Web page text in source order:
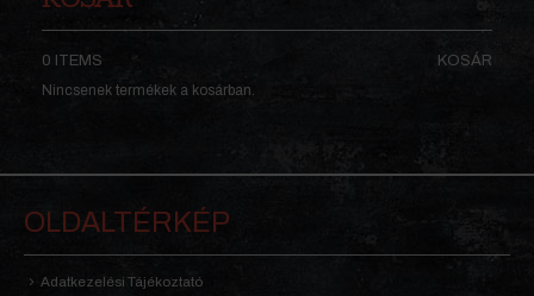
0 ITEMS
KOSÁR
Nincsenek termékek a kosárban.
OLDALTÉRKÉP
Adatkezelési Tájékoztató